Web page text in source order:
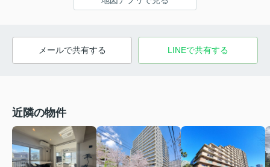
メールで共有する LINEで共有する
近隣の物件